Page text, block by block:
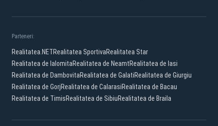
Parteneri:
Realitatea.NETRealitatea SportivaRealitatea Star
Realitatea de IalomitaRealitatea de NeamtRealitatea de Iasi
Realitatea de DambovitaRealitatea de GalatiRealitatea de Giurgiu
Realitatea de GorjRealitatea de CalarasiRealitatea de Bacau
Realitatea de TimisRealitatea de SibiuRealitatea de Braila